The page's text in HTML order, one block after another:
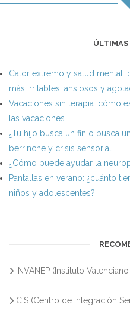
ÚLTIMAS
Calor extremo y salud mental:
más irritables, ansiosos y
Vacaciones sin terapia: cómo
las vacaciones
¿Tu hijo busca un fin o busca
berrinche y crisis sensorial
¿Cómo puede ayudar la
Pantallas en verano: ¿cuánto
niños y adolescentes?
INVANEP (Instituto
CIS (Centro de Integración